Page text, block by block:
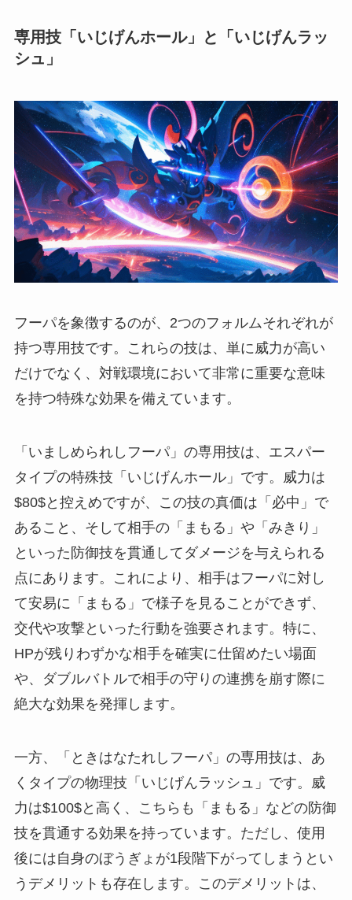
専用技「いじげんホール」と「いじげんラッ
シュ」
フーパを象徴するのが、2つのフォルムそれぞれが
持つ専用技です。これらの技は、単に威力が高い
だけでなく、対戦環境において非常に重要な意味
を持つ特殊な効果を備えています。
「いましめられしフーパ」の専用技は、エスパー
タイプの特殊技「いじげんホール」です。威力は
$80$と控えめですが、この技の真価は「必中」で
あること、そして相手の「まもる」や「みきり」
といった防御技を貫通してダメージを与えられる
点にあります。これにより、相手はフーパに対し
て安易に「まもる」で様子を見ることができず、
交代や攻撃といった行動を強要されます。特に、
HPが残りわずかな相手を確実に仕留めたい場面
や、ダブルバトルで相手の守りの連携を崩す際に
絶大な効果を発揮します。
一方、「ときはなたれしフーパ」の専用技は、あ
くタイプの物理技「いじげんラッシュ」です。威
力は$100$と高く、こちらも「まもる」などの防御
技を貫通する効果を持っています。ただし、使用
後には自身のぼうぎょが1段階下がってしまうとい
うデメリットも存在します。このデメリットは、